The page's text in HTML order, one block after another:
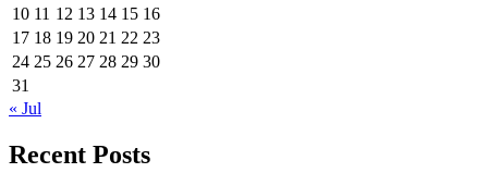
10 11 12 13 14 15 16
17 18 19 20 21 22 23
24 25 26 27 28 29 30
31
« Jul
Recent Posts